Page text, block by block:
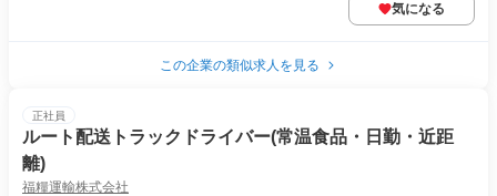
気になる
この企業の類似求人を見る
正社員
ルート配送トラックドライバー(常温食品・日勤・近距
離)
福糧運輸株式会社